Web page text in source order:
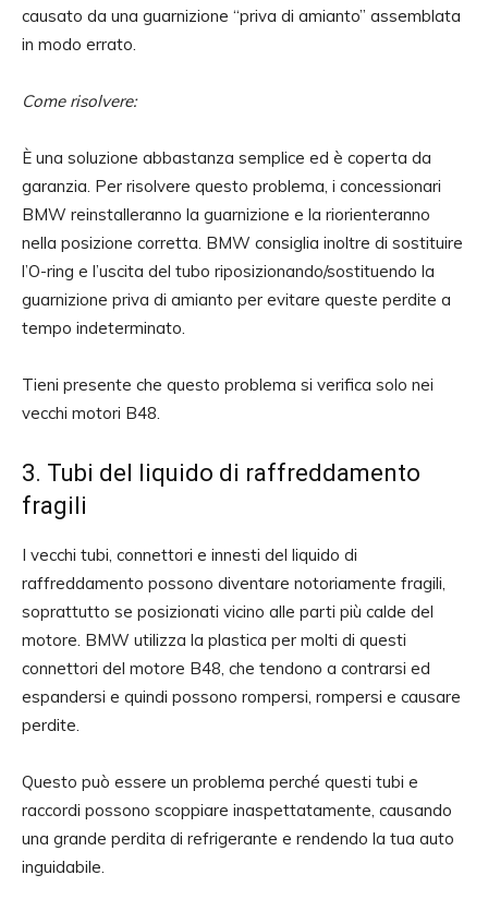
causato da una guarnizione “priva di amianto” assemblata
in modo errato.
Come risolvere:
È una soluzione abbastanza semplice ed è coperta da
garanzia. Per risolvere questo problema, i concessionari
BMW reinstalleranno la guarnizione e la riorienteranno
nella posizione corretta. BMW consiglia inoltre di sostituire
l’O-ring e l’uscita del tubo riposizionando/sostituendo la
guarnizione priva di amianto per evitare queste perdite a
tempo indeterminato.
Tieni presente che questo problema si verifica solo nei
vecchi motori B48.
3. Tubi del liquido di raffreddamento
fragili
I vecchi tubi, connettori e innesti del liquido di
raffreddamento possono diventare notoriamente fragili,
soprattutto se posizionati vicino alle parti più calde del
motore. BMW utilizza la plastica per molti di questi
connettori del motore B48, che tendono a contrarsi ed
espandersi e quindi possono rompersi, rompersi e causare
perdite.
Questo può essere un problema perché questi tubi e
raccordi possono scoppiare inaspettatamente, causando
una grande perdita di refrigerante e rendendo la tua auto
inguidabile.